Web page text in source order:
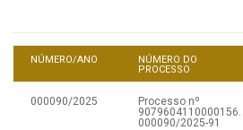
NÚMERO/ANO
NÚMERO DO
PROCESSO
000090/2025
Processo nº
9079604110000156.
000090/2025-91